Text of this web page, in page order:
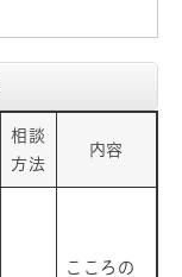
相談
方法
内容
こころの